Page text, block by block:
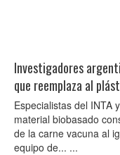
Investigadores
que reemplaza al
Especialistas del INTA
material biobasado
de la carne vacuna al
equipo de... ...